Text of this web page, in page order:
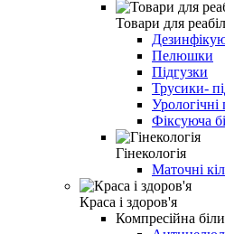
Товари для
Пелюшки
Підгузки
Трусики-
Фіксуюча
Гінекологія
Маточні
Краса і здоров'я
Компресійна